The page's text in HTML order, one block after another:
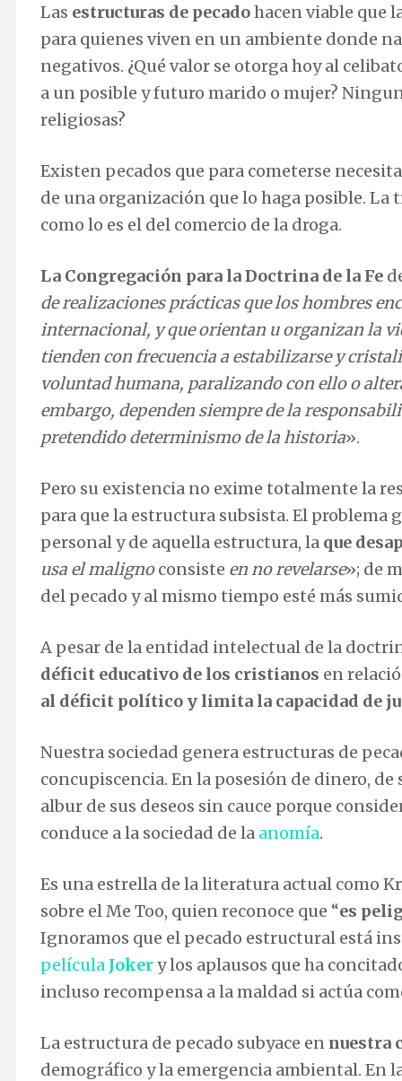
Las estructuras de pecadohacen viable que
para quienes viven en un ambiente donde
negativos. ¿Qué valor se otorga hoy al
a un posible y futuro marido o mujer?
religiosas?
Existen pecados que para cometerse
de una organización que lo haga posible. La
como lo es el del comercio de la droga.
La Congregación para la Doctrina de la Fe
de realizaciones prácticas que los hombres
internacional, y que orientan u organizan la
tienden con frecuencia a estabilizarse y
voluntad humana, paralizando con ello o
embargo, dependen siempre de la
pretendido determinismo de la historia».
Pero su existencia no exime totalmente la
para que la estructura subsista. El problema
personal y de aquella estructura, la que
usa el malignoconsiste en no revelarse»; de
del pecado y al mismo tiempo esté más
A pesar de la entidad intelectual de la
déficit educativo de los cristianos en
al déficit político y limita la capacidad de
Nuestra sociedad genera estructuras de
concupiscencia. En la posesión de dinero,
albur de sus deseos sin cauce porque
conduce a la sociedad de la anomía.
Es una estrella de la literatura actual como
sobre el Me Too, quien reconoce que “es
Ignoramos que el pecado estructural está
película Jokery los aplausos que ha
incluso recompensa a la maldad si actúa
La estructura de pecado subyace en nuestra
demográfico y la emergencia ambiental. En